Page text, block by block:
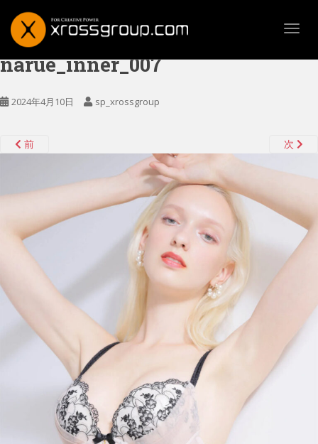
narue_inner_007
2024年4月10日 sp_xrossgroup
前 次